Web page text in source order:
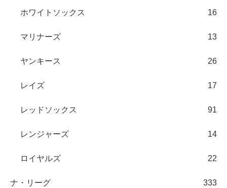
ホワイトソックス 16
マリナーズ 13
ヤンキース 26
レイズ 17
レッドソックス 91
レンジャーズ 14
ロイヤルズ 22
ナ・リーグ 333